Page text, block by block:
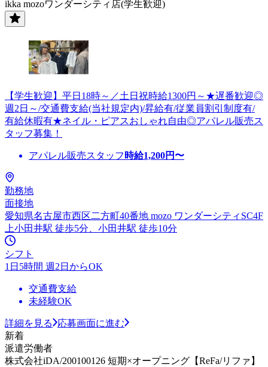
ikka mozoワンダーシティ店(学生歓迎)
【学生歓迎】平日18時～／土日祝時給1300円～★遅番歓迎◎
週2日～/交通費支給(当社規定内)/昇給有/従業員割引制度有/
有給休暇有★ネイル・ピアスおしゃれ自由◎アパレル販売ス
タッフ募集！
アパレル販売スタッフ 時給1,200円〜
勤務地
面接地
愛知県名古屋市西区二方町40番地 mozo ワンダーシティSC4F
上小田井駅 徒歩5分、小田井駅 徒歩10分
シフト
1日5時間 週2日からOK
交通費支給
未経験OK
詳細を見る
応募画面に進む
新着
派遣労働者
株式会社iDA/200100126 短期×オープニング【ReFa/リファ】